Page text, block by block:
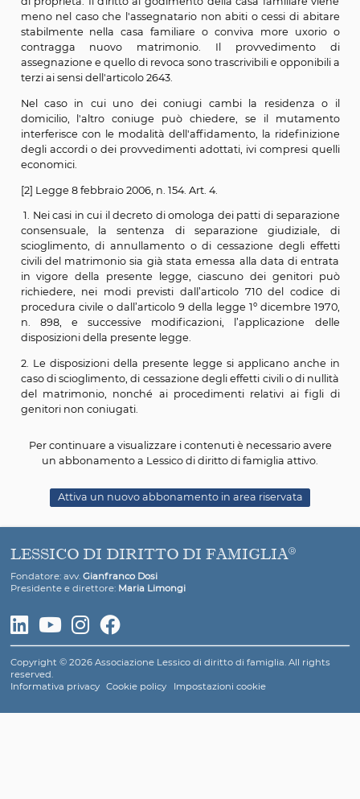
all’art. 337-octies c.c.) e dall’altro una
incomprensibilmente ad hoc
abrogata) sull’assegnazione della casa familiare
divorzile.
commesso un clamoroso errore di coordinamento. In
si parla di “svista”. Non è pensabile dare altre
Se il codice civile all’art. 337-sexies (applicabile in tutti
alla trascrizione, senza alcuna ulteriore precisazione,
la norma sopravvissuta del divorzio precisa che
in caso di divorzio va considerata“ai sensi dell'art.
codice civile”ammettendo, cioè, che
trascritta sia comunque opponibile entro il
disciplina dovrà essere applicata tra le due
della casa familiare in sede divorzile? Come si dirà
tema dell’opponibilità dell’assegnazione ai terzi
dell’immobile oggetto dell’assegnazione in
prevale una applicazione generalizzata (e quindi
sede di divorzio) dei criteri di opponibilità previsti
della legge sul divorzio che sono più ampi di quelli
dall’art. 337-sexies c.c.
[1] Art. 155-quater(Assegnazione della casa
prescrizioni in tema di residenza)
Il godimento della casa familiare è attribuito
prioritariamente conto dell'interesse
Dell'assegnazione il giudice tiene conto nella
di proprietà. Il diritto al godimento della casa
meno nel caso che l'assegnatario non abiti o cessi di
stabilmente nella casa familiare o conviva more
contragga nuovo matrimonio. Il
assegnazione e quello di revoca sono trascrivibili e
terzi ai sensi dell'articolo 2643.
Nel caso in cui uno dei coniugi cambi la
interferisce con le modalità dell'affidamento, la